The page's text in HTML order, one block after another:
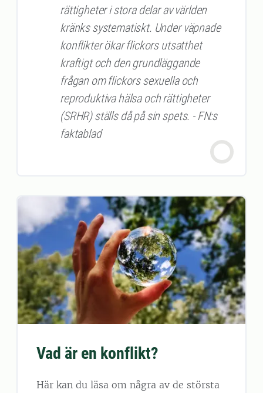
rättigheter i stora delar av världen
kränks systematiskt. Under väpnade
konflikter ökar flickors utsatthet
kraftigt och den grundläggande
frågan om flickors sexuella och
reproduktiva hälsa och rättigheter
(SRHR) ställs då på sin spets. - FN:s
faktablad
Vad är en konflikt?
Här kan du läsa om några av de största